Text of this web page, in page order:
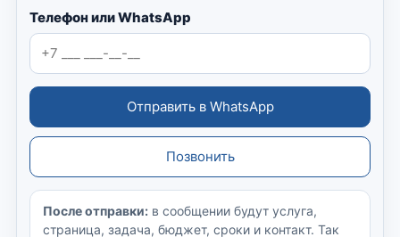
Телефон или WhatsApp
Отправить в WhatsApp
Позвонить
После отправки: в сообщении будут услуга,
страница, задача, бюджет, сроки и контакт. Так